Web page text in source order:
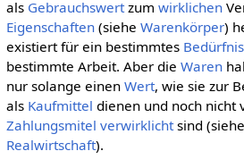
als Gebrauchswertzum wirklichen
Eigenschaften(siehe Warenkörper)
existiert für ein bestimmtes Bedürfnis
bestimmte Arbeit. Aber die Waren
nur solange einen Wert, wie sie zur
als Kaufmittel dienen und noch nicht
Zahlungsmitel verwirklichtsind
Realwirtschaft).